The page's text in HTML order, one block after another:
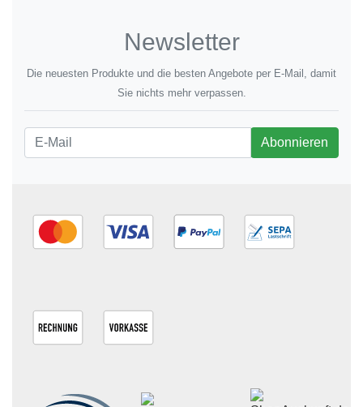
Newsletter
Die neuesten Produkte und die besten Angebote per E-Mail, damit
Sie nichts mehr verpassen.
Newsletter
Abonnieren